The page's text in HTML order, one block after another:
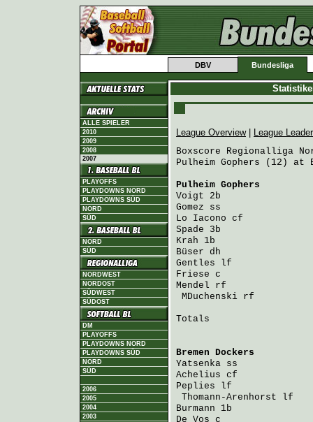
DBV Bundesliga
ALLE SPIELER
2010
2009
2008
2007
PLAYOFFS
PLAYDOWNS NORD
PLAYDOWNS SÜD
NORD
SÜD
NORD
SÜD
NORDWEST
NORDOST
SÜDWEST
SÜDOST
DM
PLAYOFFS
PLAYDOWNS NORD
PLAYDOWNS SÜD
NORD
SÜD
2006
2005
2004
2003
League Overview|
League
Boxscore Regionalliga
Pulheim Gophers (12) at
Pulheim Gophers
Voigt 2b
Gomez ss
Lo Iacono cf
Spade 3b
Krah 1b
Büser dh
Gentles lf                4
Friese c
Mendel rf
MDuchenski rf
Totals
Bremen Dockers
Yatsenka ss
Achelius cf
Peplies lf                1
Thomann-Arenhorst lf
Burmann 1b
De Vos c